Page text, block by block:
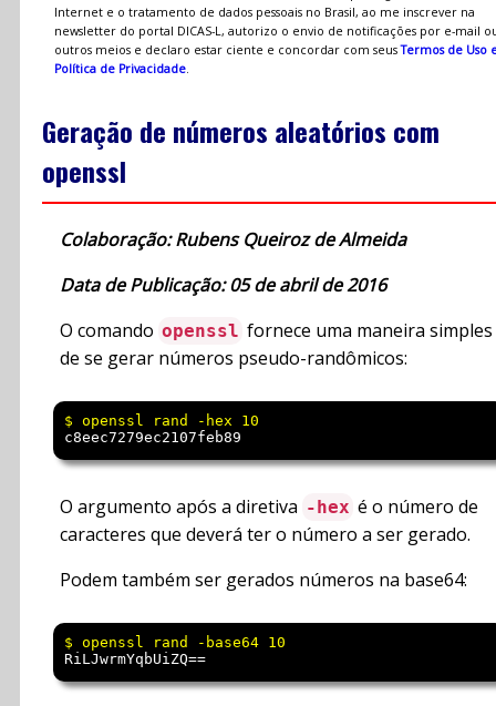
Internet e o tratamento de dados pessoais no Brasil, ao me inscrever na
newsletter do portal DICAS-L, autorizo o envio de notificações por e-mail
outros meios e declaro estar ciente e concordar com seusTermos de Uso
Política de Privacidade.
Geração de números aleatórios com
openssl
Colaboração: Rubens Queiroz de Almeida
Data de Publicação: 05 de abril de 2016
O comando openssl fornece uma maneira simples
de se gerar números pseudo-randômicos:
c8eec7279ec2107feb89
O argumento após a diretiva -hex é o número de
caracteres que deverá ter o número a ser gerado.
Podem também ser gerados números na base64:
RiLJwrmYqbUiZQ==